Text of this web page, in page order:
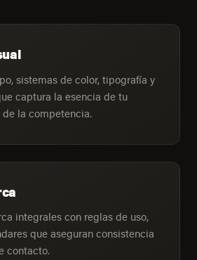
sistemas de color, tipografía y
captura la esencia de tu
la competencia.
integrales con reglas de uso,
que aseguran consistencia
contacto.